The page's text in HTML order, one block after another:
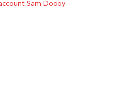
Sam Dooby